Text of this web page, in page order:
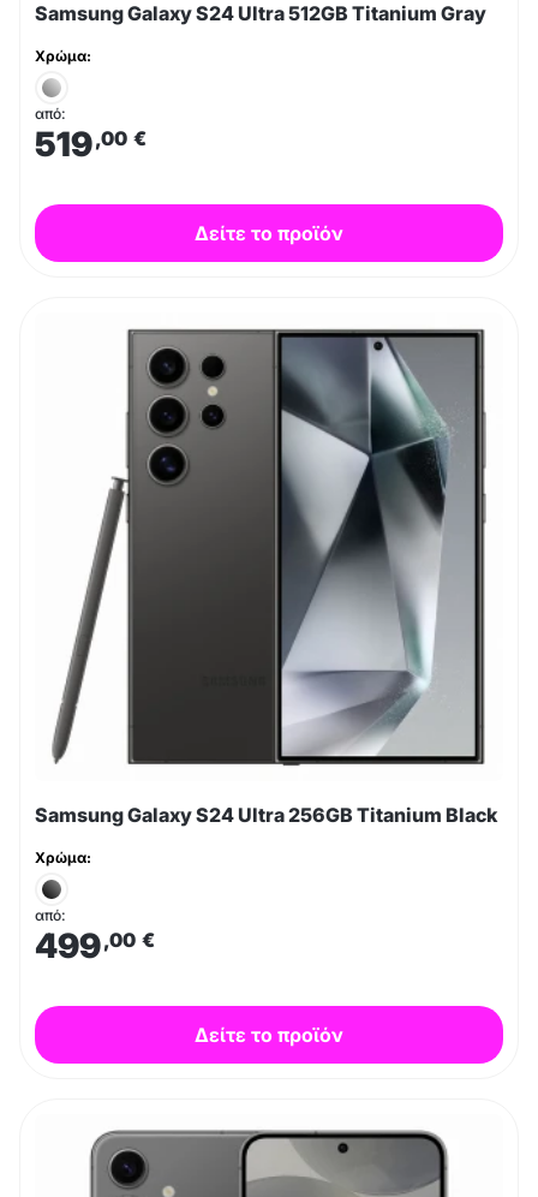
Samsung Galaxy S24 Ultra 512GB Titanium Gray
Χρώμα:
από:
519,00 €
Δείτε το προϊόν
Samsung Galaxy S24 Ultra 256GB Titanium Black
Χρώμα:
από:
499,00 €
Δείτε το προϊόν